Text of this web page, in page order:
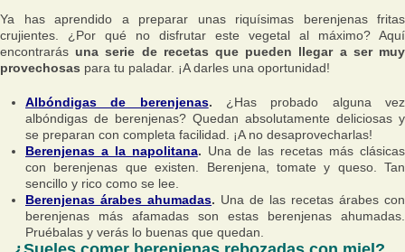
Ya has aprendido a preparar unas riquísimas berenjenas fritas
crujientes. ¿Por qué no disfrutar este vegetal al máximo? Aquí
encontrarás una serie de recetas que pueden llegar a ser muy
provechosas para tu paladar. ¡A darles una oportunidad!
Albóndigas de berenjenas. ¿Has probado alguna vez
albóndigas de berenjenas? Quedan absolutamente deliciosas y
se preparan con completa facilidad. ¡A no desaprovecharlas!
Berenjenas a la napolitana. Una de las recetas más clásicas
con berenjenas que existen. Berenjena, tomate y queso. Tan
sencillo y rico como se lee.
Berenjenas árabes ahumadas. Una de las recetas árabes con
berenjenas más afamadas son estas berenjenas ahumadas.
Pruébalas y verás lo buenas que quedan.